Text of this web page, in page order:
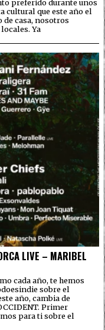
preferido durante unos
cultural que este año el
de casa, nosotros
Ya
LIVE – MARIBEL
cada año, te hemos
sobre el
año, cambia de
Primer
para ti sobre el